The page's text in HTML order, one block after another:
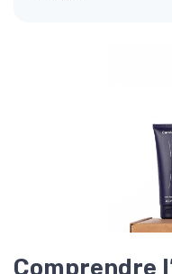
Comprendre